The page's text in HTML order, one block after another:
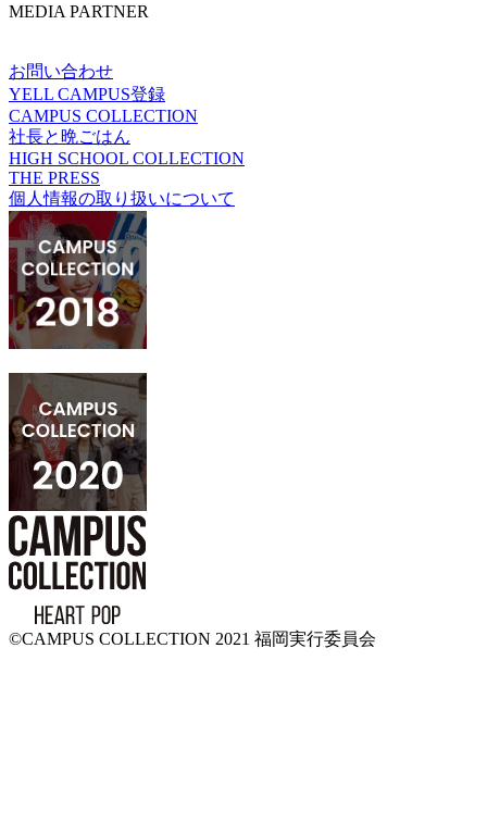
MEDIA PARTNER
お問い合わせ
YELL CAMPUS登録
CAMPUS COLLECTION
社長と晩ごはん
HIGH SCHOOL COLLECTION
THE PRESS
個人情報の取り扱いについて
©CAMPUS COLLECTION 2021 福岡実行委員会